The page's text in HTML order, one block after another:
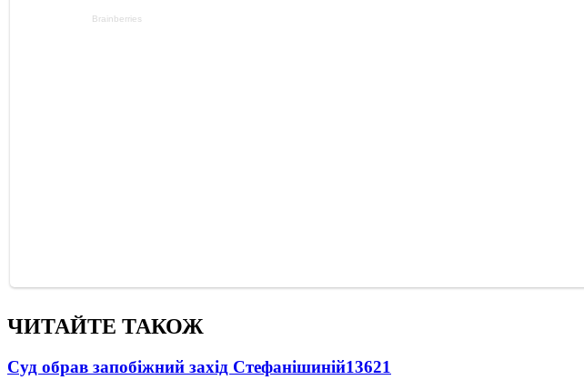
ЧИТАЙТЕ ТАКОЖ
Суд обрав запобіжний захід Стефанішиній13621